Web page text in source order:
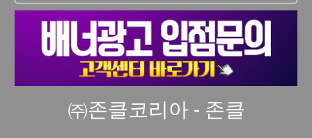
㈜존클코리아 - 존클